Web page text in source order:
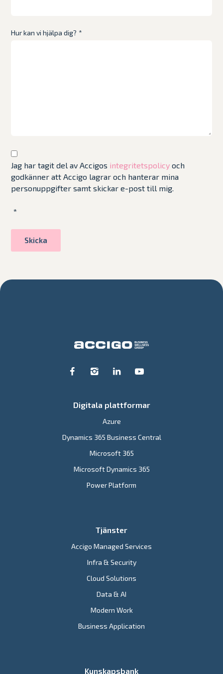
Hur kan vi hjälpa dig? *
Jag har tagit del av Accigos integritetspolicy och
godkänner att Accigo lagrar och hanterar mina
personuppgifter samt skickar e-post till mig.
*
Digitala plattformar
Azure
Dynamics 365 Business Central
Microsoft 365
Microsoft Dynamics 365
Power Platform
Tjänster
Accigo Managed Services
Infra & Security
Cloud Solutions
Data & AI
Modern Work
Business Application
Kunskapsbank